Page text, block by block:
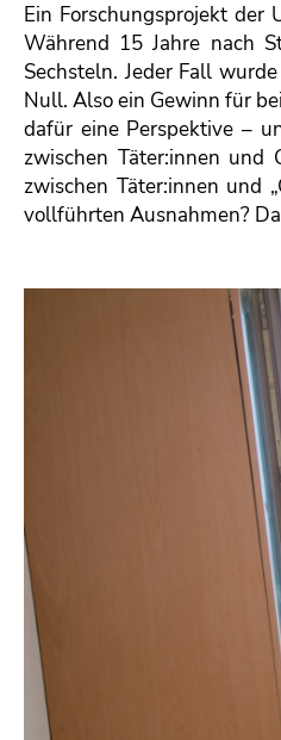
Ein Forschungsprojekt der
Während 15 Jahre nach
Sechsteln. Jeder Fall
Null. Also ein Gewinn für
dafür eine Perspektive –
zwischen Täter:innen
zwischen Täter:innen und
vollführten Ausnahmen?